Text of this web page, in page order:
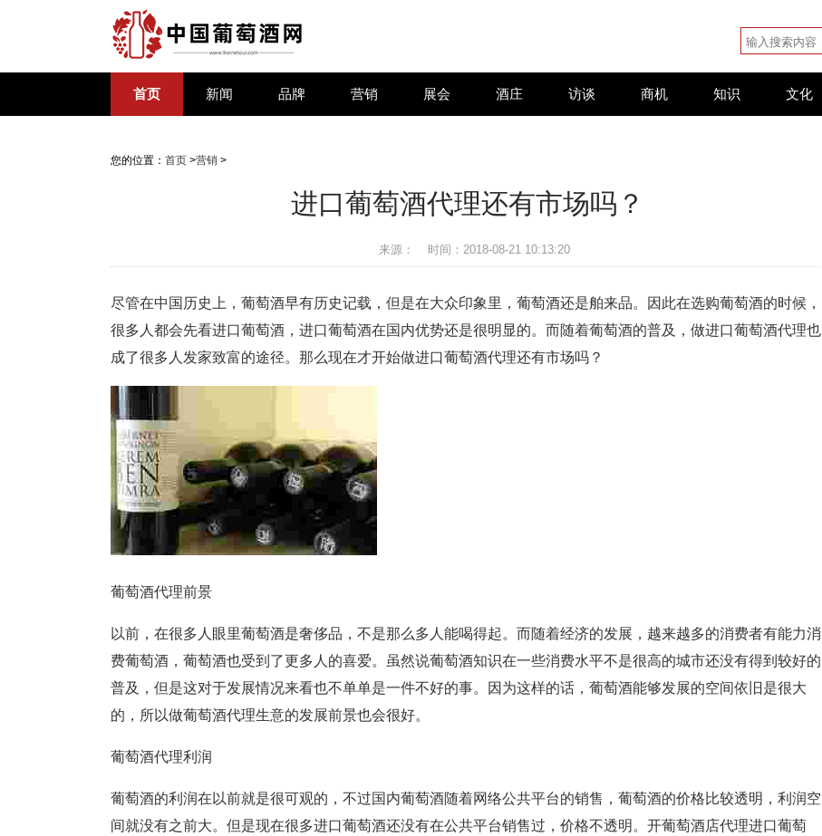
首页 新闻 品牌 营销 展会 酒庄 访谈 商机 知识 文化
您的位置： 首页 >营销 >
进口葡萄酒代理还有市场吗？
来源： 时间：2018-08-21 10:13:20
尽管在中国历史上，葡萄酒早有历史记载，但是在大众印象里，葡萄酒还是舶来品。因此在选购葡萄酒的时候，
很多人都会先看进口葡萄酒，进口葡萄酒在国内优势还是很明显的。而随着葡萄酒的普及，做进口葡萄酒代理也
成了很多人发家致富的途径。那么现在才开始做进口葡萄酒代理还有市场吗？
葡萄酒代理前景
以前，在很多人眼里葡萄酒是奢侈品，不是那么多人能喝得起。而随着经济的发展，越来越多的消费者有能力消
费葡萄酒，葡萄酒也受到了更多人的喜爱。虽然说葡萄酒知识在一些消费水平不是很高的城市还没有得到较好的
普及，但是这对于发展情况来看也不单单是一件不好的事。因为这样的话，葡萄酒能够发展的空间依旧是很大
的，所以做葡萄酒代理生意的发展前景也会很好。
葡萄酒代理利润
葡萄酒的利润在以前就是很可观的，不过国内葡萄酒随着网络公共平台的销售，葡萄酒的价格比较透明，利润空
间就没有之前大。但是现在很多进口葡萄酒还没有在公共平台销售过，价格不透明。开葡萄酒店代理进口葡萄